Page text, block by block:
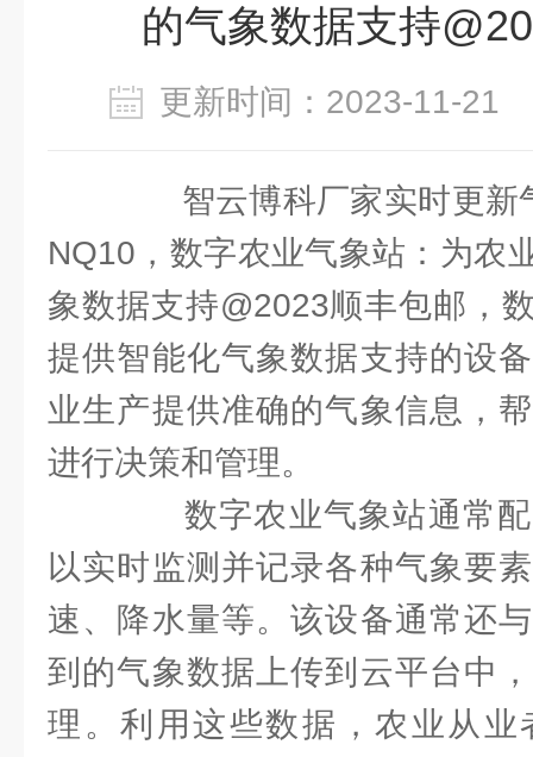
的气象数据支持
更新时间：2023-11-
智云博科厂家实时更新
NQ10，数字农业气象站：为农
象数据支持@2023顺丰包邮，
提供智能化气象数据支持的设
业生产提供准确的气象信息，
进行决策和管理。
数字农业气象站通常配
以实时监测并记录各种气象要
速、降水量等。该设备通常还
到的气象数据上传到云平台中
理。利用这些数据，农业从业